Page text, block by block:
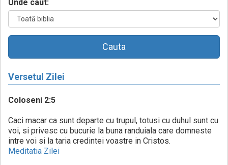
Unde caut:
Cauta
Versetul Zilei
Coloseni 2:5
Caci macar ca sunt departe cu trupul, totusi cu duhul sunt cu
voi, si privesc cu bucurie la buna randuiala care domneste
intre voi si la taria credintei voastre in Cristos.
Meditatia Zilei